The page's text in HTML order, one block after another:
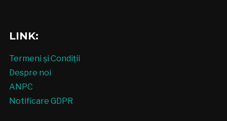
LINK:
Termeni și Condiții
Despre noi
ANPC
Notificare GDPR